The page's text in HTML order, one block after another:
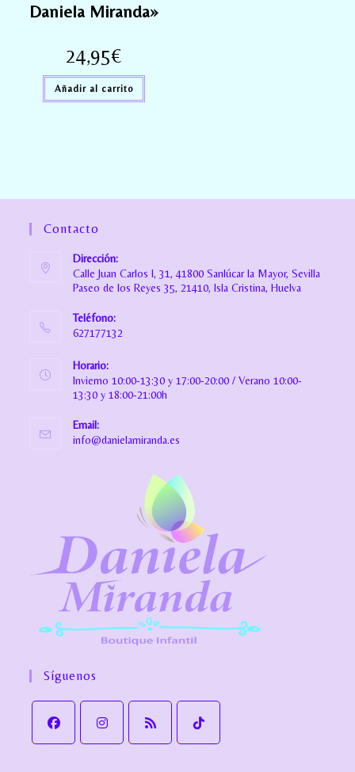
Daniela Miranda»
24,95€
Añadir al carrito
Contacto
Dirección:
Calle Juan Carlos I, 31, 41800 Sanlúcar la Mayor, Sevilla
Paseo de los Reyes 35, 21410, Isla Cristina, Huelva
Teléfono:
627177132
Horario:
Invierno 10:00-13:30 y 17:00-20:00 / Verano 10:00-
13:30 y 18:00-21:00h
Email:
info@danielamiranda.es
Síguenos